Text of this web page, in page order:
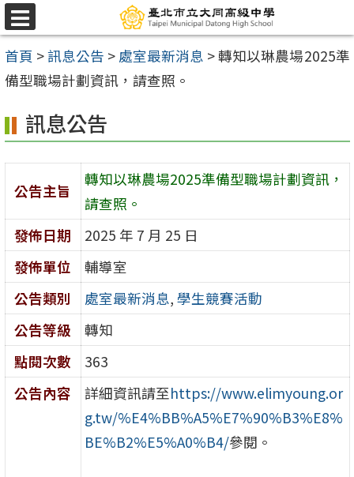
跳
至
主
要
容
區
選
單
首頁 >訊息公告 > 處室最新消息 >轉知以琳農場2025準
備型職場計劃資訊，請查照。
訊息公告
公告主旨
轉知以琳農場2025準備型職場計劃資訊，
請查照。
發佈日期
2025 年 7 月 25 日
發佈單位
輔導室
公告類別
處室最新消息, 學生競賽活動
公告等級
轉知
點閱次數
363
公告內容
詳細資訊請至https://www.elimyoung.or
g.tw/%E4%BB%A5%E7%90%B3%E8%
BE%B2%E5%A0%B4/參閱。